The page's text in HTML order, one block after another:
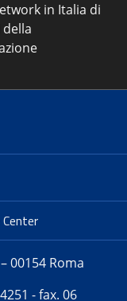
in Italia di
00154 Roma
- fax. 06